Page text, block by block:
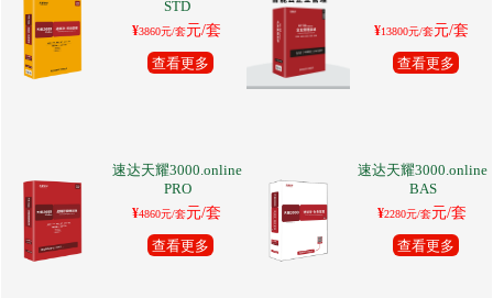
STD
¥3860元/套元/套
查看更多
¥13800元/套元/套
查看更多
速达天耀3000.online
PRO
¥4860元/套元/套
查看更多
速达天耀3000.online
BAS
¥2280元/套元/套
查看更多